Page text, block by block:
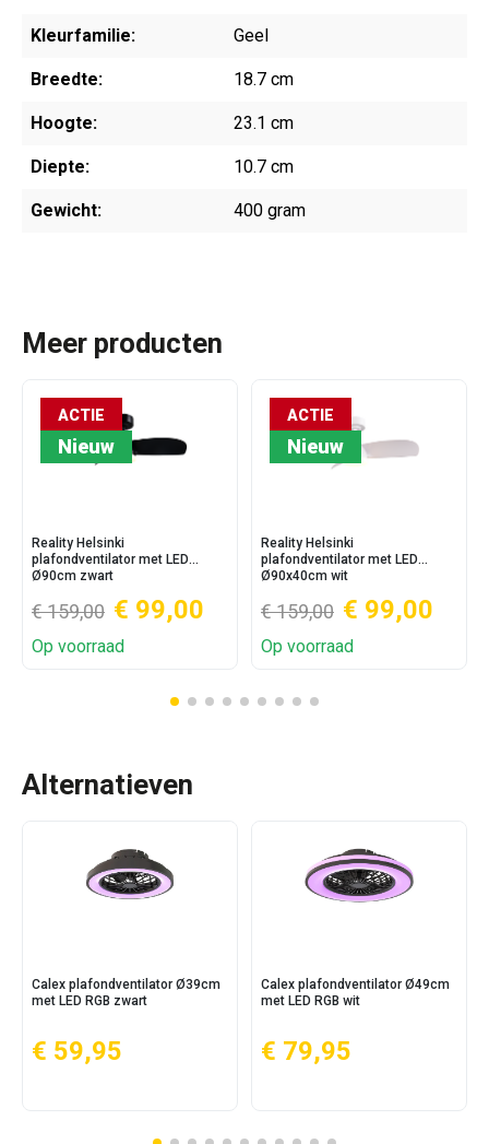
Kleurfamilie: Geel
Breedte: 18.7 cm
Hoogte: 23.1 cm
Diepte: 10.7 cm
Gewicht: 400 gram
Meer producten
ACTIE
Nieuw
Reality Helsinki
plafondventilator met LED
Ø90cm zwart
€ 159,00 € 99,00
Op voorraad
ACTIE
Nieuw
Reality Helsinki
plafondventilator met LED
Ø90x40cm wit
€ 159,00 € 99,00
Op voorraad
Alternatieven
Calex plafondventilator Ø39cm
met LED RGB zwart
€ 59,95
Calex plafondventilator Ø49cm
met LED RGB wit
€ 79,95